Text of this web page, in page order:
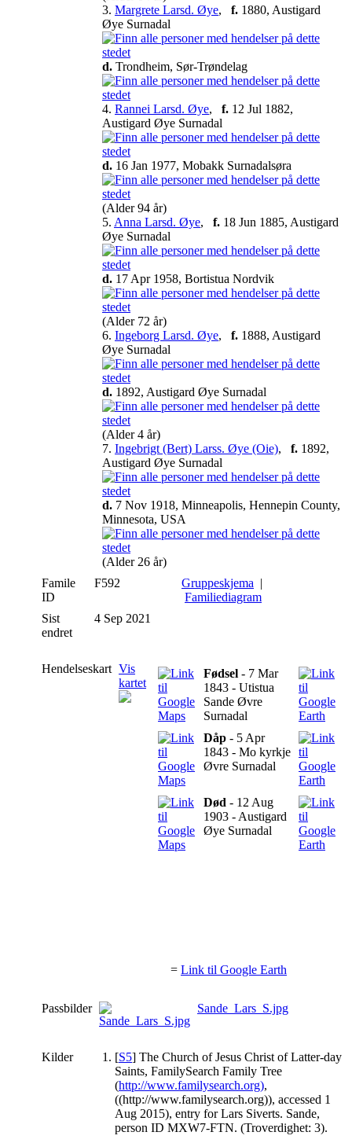
3. Margrete Larsd. Øye, f. 1880, Austigard
Øye Surnadal
d. Trondheim, Sør-Trøndelag
4. Rannei Larsd. Øye, f. 12 Jul 1882,
Austigard Øye Surnadal
d. 16 Jan 1977, Mobakk Surnadalsøra
(Alder 94 år)
5. Anna Larsd. Øye, f. 18 Jun 1885, Austigard
Øye Surnadal
d. 17 Apr 1958, Bortistua Nordvik
(Alder 72 år)
6. Ingeborg Larsd. Øye, f. 1888, Austigard
Øye Surnadal
d. 1892, Austigard Øye Surnadal
(Alder 4 år)
7. Ingebrigt (Bert) Larss. Øye (Oie), f. 1892,
Austigard Øye Surnadal
d. 7 Nov 1918, Minneapolis, Hennepin County,
Minnesota, USA
(Alder 26 år)
Famile
ID
F592 Gruppeskjema |
Familiediagram
Sist
endret
4 Sep 2021
Hendelseskart Vis
kartet
Fødsel - 7 Mar
1843 - Utistua
Sande Øvre
Surnadal
Dåp - 5 Apr
1843 - Mo kyrkje
Øvre Surnadal
Død - 12 Aug
1903 - Austigard
Øye Surnadal
= Link til Google Earth
Passbilder Sande_Lars_S.jpg
Kilder [S5] The Church of Jesus Christ of Latter-day
Saints, FamilySearch Family Tree
(http://www.familysearch.org),
((http://www.familysearch.org)), accessed 1
Aug 2015), entry for Lars Siverts. Sande,
person ID MXW7-FTN. (Troverdighet: 3).